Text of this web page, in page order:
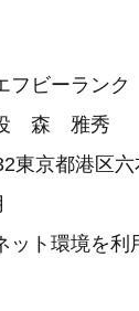
ビーランク
森 雅秀
京都港区六
ト環境を利